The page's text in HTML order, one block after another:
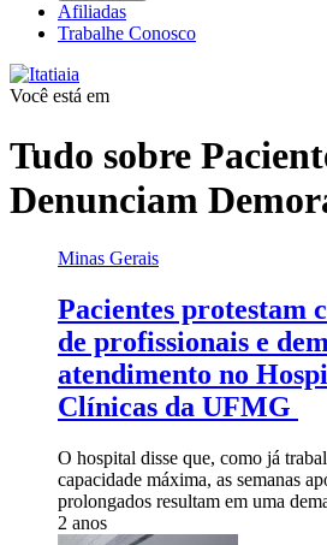
Afiliadas
Trabalhe Conosco
Você está em
Tudo sobre
Denunciam
Minas Gerais
Pacientes protestam
de profissionais e
atendimento no
Clínicas da UFMG
O hospital disse que, como já
capacidade máxima, as semanas
prolongados resultam em uma
2 anos